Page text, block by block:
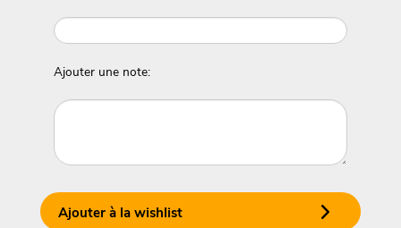
Ajouter une note:
Ajouter à la wishlist